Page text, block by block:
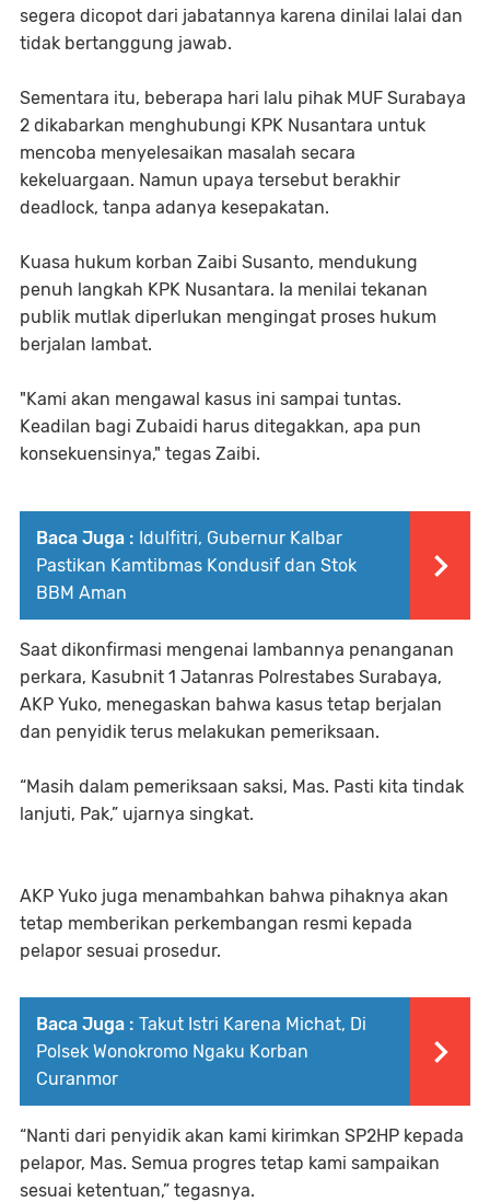
segera dicopot dari jabatannya karena dinilai lalai dan
tidak bertanggung jawab.
Sementara itu, beberapa hari lalu pihak MUF Surabaya
2 dikabarkan menghubungi KPK Nusantara untuk
mencoba menyelesaikan masalah secara
kekeluargaan. Namun upaya tersebut berakhir
deadlock, tanpa adanya kesepakatan.
Kuasa hukum korban Zaibi Susanto, mendukung
penuh langkah KPK Nusantara. Ia menilai tekanan
publik mutlak diperlukan mengingat proses hukum
berjalan lambat.
"Kami akan mengawal kasus ini sampai tuntas.
Keadilan bagi Zubaidi harus ditegakkan, apa pun
konsekuensinya," tegas Zaibi.
Baca Juga : Idulfitri, Gubernur Kalbar
Pastikan Kamtibmas Kondusif dan Stok
BBM Aman
Saat dikonfirmasi mengenai lambannya penanganan
perkara, Kasubnit 1 Jatanras Polrestabes Surabaya,
AKP Yuko, menegaskan bahwa kasus tetap berjalan
dan penyidik terus melakukan pemeriksaan.
“Masih dalam pemeriksaan saksi, Mas. Pasti kita tindak
lanjuti, Pak,” ujarnya singkat.
AKP Yuko juga menambahkan bahwa pihaknya akan
tetap memberikan perkembangan resmi kepada
pelapor sesuai prosedur.
Baca Juga : Takut Istri Karena Michat, Di
Polsek Wonokromo Ngaku Korban
Curanmor
“Nanti dari penyidik akan kami kirimkan SP2HP kepada
pelapor, Mas. Semua progres tetap kami sampaikan
sesuai ketentuan,” tegasnya.